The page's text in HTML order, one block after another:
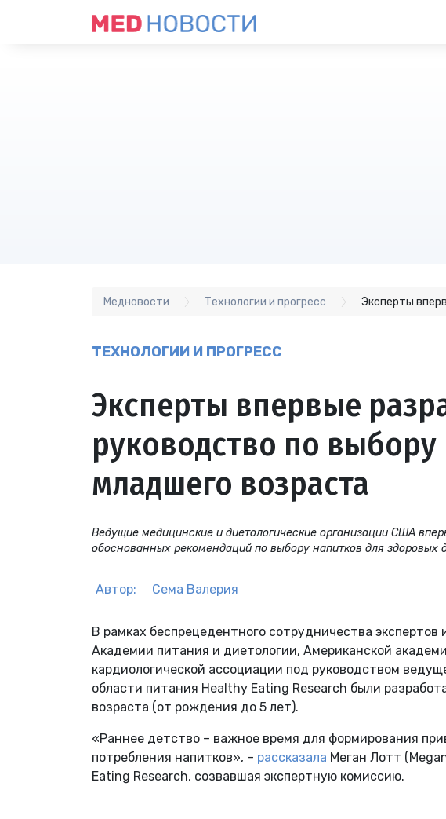
Медновости Технологии и прогресс Эксперты
ТЕХНОЛОГИИ И ПРОГРЕСС
Эксперты впервые
руководство по выбору
младшего возраста
Ведущие медицинские и диетологические организации США
обоснованных рекомендаций по выбору напитков для здоровых
Автор: Сема Валерия
В рамках беспрецедентного сотрудничества
Академии питания и диетологии, Американской
кардиологической ассоциации под руководством
области питания Healthy Eating Research были
возраста (от рождения до 5 лет).
«Раннее детство – важное время для формирования
потребления напитков», – рассказала Меган Лотт
Eating Research, созвавшая экспертную комиссию.